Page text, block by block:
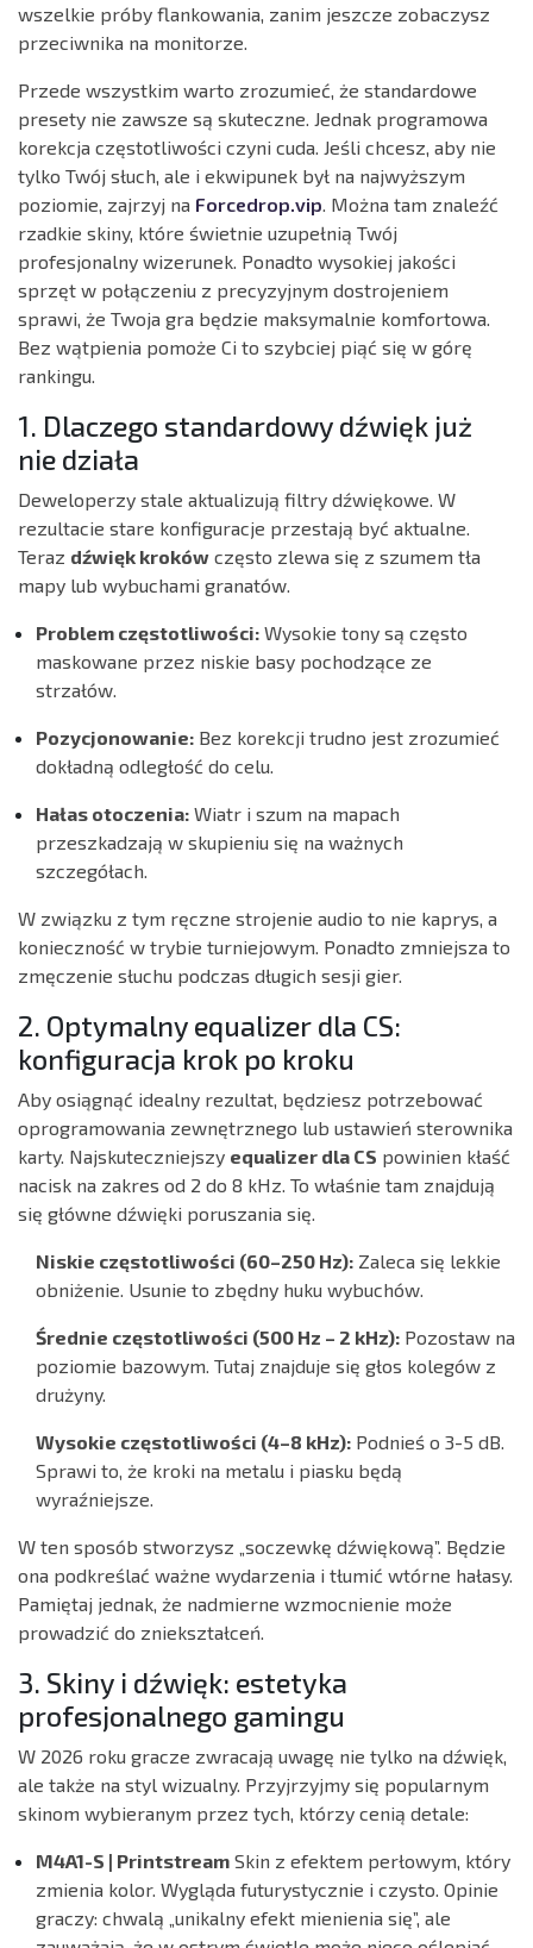
wszelkie próby flankowania, zanim jeszcze zobaczysz
przeciwnika na monitorze.
Przede wszystkim warto zrozumieć, że standardowe
presety nie zawsze są skuteczne. Jednak programowa
korekcja częstotliwości czyni cuda. Jeśli chcesz, aby nie
tylko Twój słuch, ale i ekwipunek był na najwyższym
poziomie, zajrzyj na Forcedrop.vip. Można tam znaleźć
rzadkie skiny, które świetnie uzupełnią Twój
profesjonalny wizerunek. Ponadto wysokiej jakości
sprzęt w połączeniu z precyzyjnym dostrojeniem
sprawi, że Twoja gra będzie maksymalnie komfortowa.
Bez wątpienia pomoże Ci to szybciej piąć się w górę
rankingu.
1. Dlaczego standardowy dźwięk już
nie działa
Deweloperzy stale aktualizują filtry dźwiękowe. W
rezultacie stare konfiguracje przestają być aktualne.
Teraz dźwięk kroków często zlewa się z szumem tła
mapy lub wybuchami granatów.
Problem częstotliwości: Wysokie tony są często
maskowane przez niskie basy pochodzące ze
strzałów.
Pozycjonowanie: Bez korekcji trudno jest zrozumieć
dokładną odległość do celu.
Hałas otoczenia: Wiatr i szum na mapach
przeszkadzają w skupieniu się na ważnych
szczegółach.
W związku z tym ręczne strojenie audio to nie kaprys, a
konieczność w trybie turniejowym. Ponadto zmniejsza to
zmęczenie słuchu podczas długich sesji gier.
2. Optymalny equalizer dla CS:
konfiguracja krok po kroku
Aby osiągnąć idealny rezultat, będziesz potrzebować
oprogramowania zewnętrznego lub ustawień sterownika
karty. Najskuteczniejszy equalizer dla CS powinien kłaść
nacisk na zakres od 2 do 8 kHz. To właśnie tam znajdują
się główne dźwięki poruszania się.
Niskie częstotliwości (60–250 Hz): Zaleca się lekkie
obniżenie. Usunie to zbędny huku wybuchów.
Średnie częstotliwości (500 Hz – 2 kHz): Pozostaw na
poziomie bazowym. Tutaj znajduje się głos kolegów z
drużyny.
Wysokie częstotliwości (4–8 kHz): Podnieś o 3-5 dB.
Sprawi to, że kroki na metalu i piasku będą
wyraźniejsze.
W ten sposób stworzysz „soczewkę dźwiękową”. Będzie
ona podkreślać ważne wydarzenia i tłumić wtórne hałasy.
Pamiętaj jednak, że nadmierne wzmocnienie może
prowadzić do zniekształceń.
3. Skiny i dźwięk: estetyka
profesjonalnego gamingu
W 2026 roku gracze zwracają uwagę nie tylko na dźwięk,
ale także na styl wizualny. Przyjrzyjmy się popularnym
skinom wybieranym przez tych, którzy cenią detale:
M4A1-S | Printstream Skin z efektem perłowym, który
zmienia kolor. Wygląda futurystycznie i czysto. Opinie
graczy: chwalą „unikalny efekt mienienia się”, ale